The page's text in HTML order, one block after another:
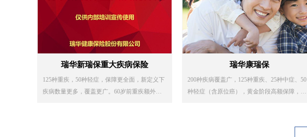
瑞华新瑞保重大疾病保险
125种重疾，50种轻症，保障更全面，新定义下
疾病数量更多，覆盖更广。60岁前重疾额外付
瑞华康瑞保
200种疾病覆盖广，125种重疾、25种中症、50
种轻症（含原位癌），黄金阶段高额保障，对